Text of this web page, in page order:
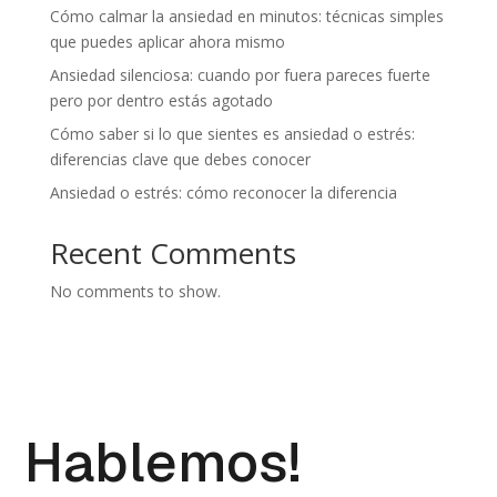
Cómo calmar la ansiedad en minutos: técnicas simples
que puedes aplicar ahora mismo
Ansiedad silenciosa: cuando por fuera pareces fuerte
pero por dentro estás agotado
Cómo saber si lo que sientes es ansiedad o estrés:
diferencias clave que debes conocer
Ansiedad o estrés: cómo reconocer la diferencia
Recent Comments
No comments to show.
Hablemos!